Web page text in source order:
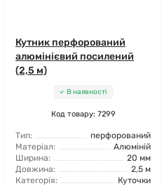
Кутник перфорований
алюмінієвий посилений
(2,5 м)
В наявності
Код товару: 7299
Тип:
перфорований
Матеріал:
Алюміній
Ширина:
20 мм
Довжина:
2,5 м
Категорія:
Куточки